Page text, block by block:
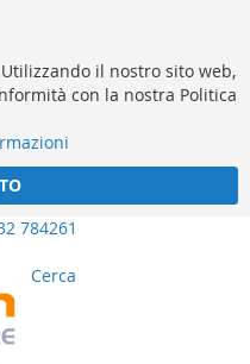
il nostro sito web,
con la nostra Politica
784261
Cerca